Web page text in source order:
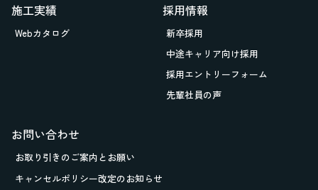
施工実績
Webカタログ
採用情報
新卒採用
中途キャリア向け採用
採用エントリーフォーム
先輩社員の声
お問い合わせ
お取り引きのご案内とお願い
キャンセルポリシー改定のお知らせ